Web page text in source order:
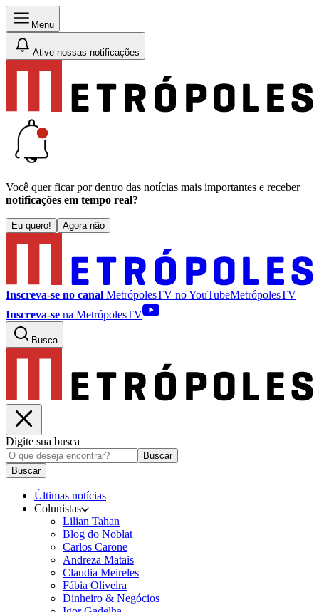
Menu
Ative nossas notificações
Você quer ficar por dentro das notícias mais importantes e receber
notificações em tempo real?
Eu quero! Agora não
Inscreva-se no canal MetrópolesTV noYouTubeMetrópolesTV
Inscreva-se na MetrópolesTV
Busca
Digite sua busca
Buscar
Buscar
Últimas notícias
Colunistas
Lilian Tahan
Blog do Noblat
Carlos Carone
Andreza Matais
Claudia Meireles
Fábia Oliveira
Dinheiro & Negócios